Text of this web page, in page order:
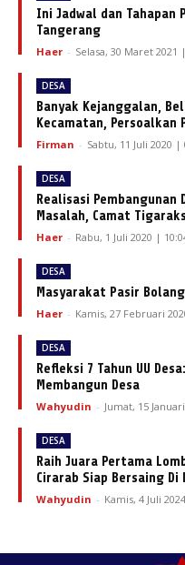
Ini Jadwal dan Tahapan
Tangerang
Haer - Selasa, 30 Maret 2021
DESA
Banyak Kejanggalan,
Kecamatan, Persoalkan
Firman - Sabtu, 11 Juli 2020 |
DESA
Realisasi Pembangunan
Masalah, Camat
Haer - Rabu, 1 Juli 2020 |
DESA
Masyarakat Pasir
Haer - Kamis, 27 Februari
DESA
Refleksi 7 Tahun UU
Membangun Desa
Wahyudin - Jumat, 15
DESA
Raih Juara Pertama
Cirarab Siap Bersaing Di
Wahyudin - Kamis, 4 Juli